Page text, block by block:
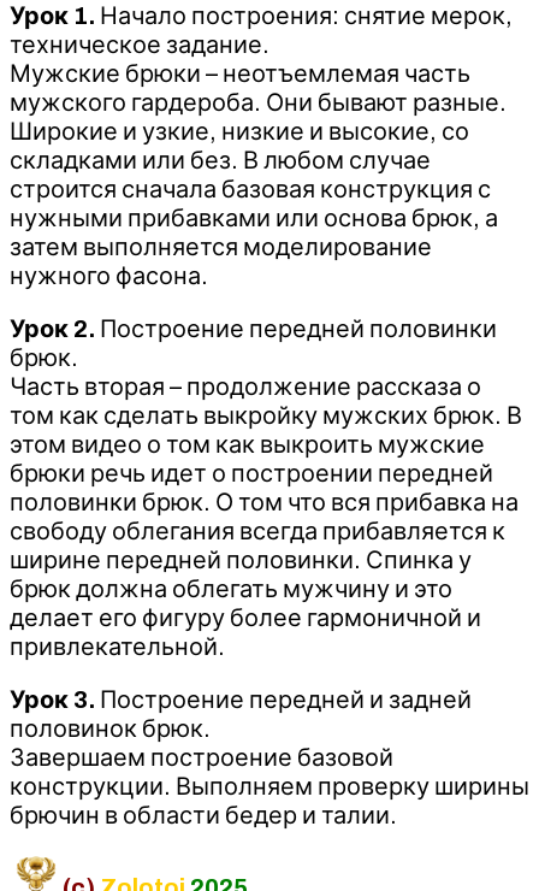
Урок 1. Начало построения: снятие мерок,
техническое задание.
Мужские брюки – неотъемлемая часть
мужского гардероба. Они бывают разные.
Широкие и узкие, низкие и высокие, со
складками или без. В любом случае
строится сначала базовая конструкция с
нужными прибавками или основа брюк, а
затем выполняется моделирование
нужного фасона.
Урок 2. Построение передней половинки
брюк.
Часть вторая – продолжение рассказа о
том как сделать выкройку мужских брюк. В
этом видео о том как выкроить мужские
брюки речь идет о построении передней
половинки брюк. О том что вся прибавка на
свободу облегания всегда прибавляется к
ширине передней половинки. Спинка у
брюк должна облегать мужчину и это
делает его фигуру более гармоничной и
привлекательной.
Урок 3. Построение передней и задней
половинок брюк.
Завершаем построение базовой
конструкции. Выполняем проверку ширины
брючин в области бедер и талии.